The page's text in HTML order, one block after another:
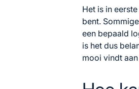
Het is in
bent.
een bepaald
is het dus
mooi vindt